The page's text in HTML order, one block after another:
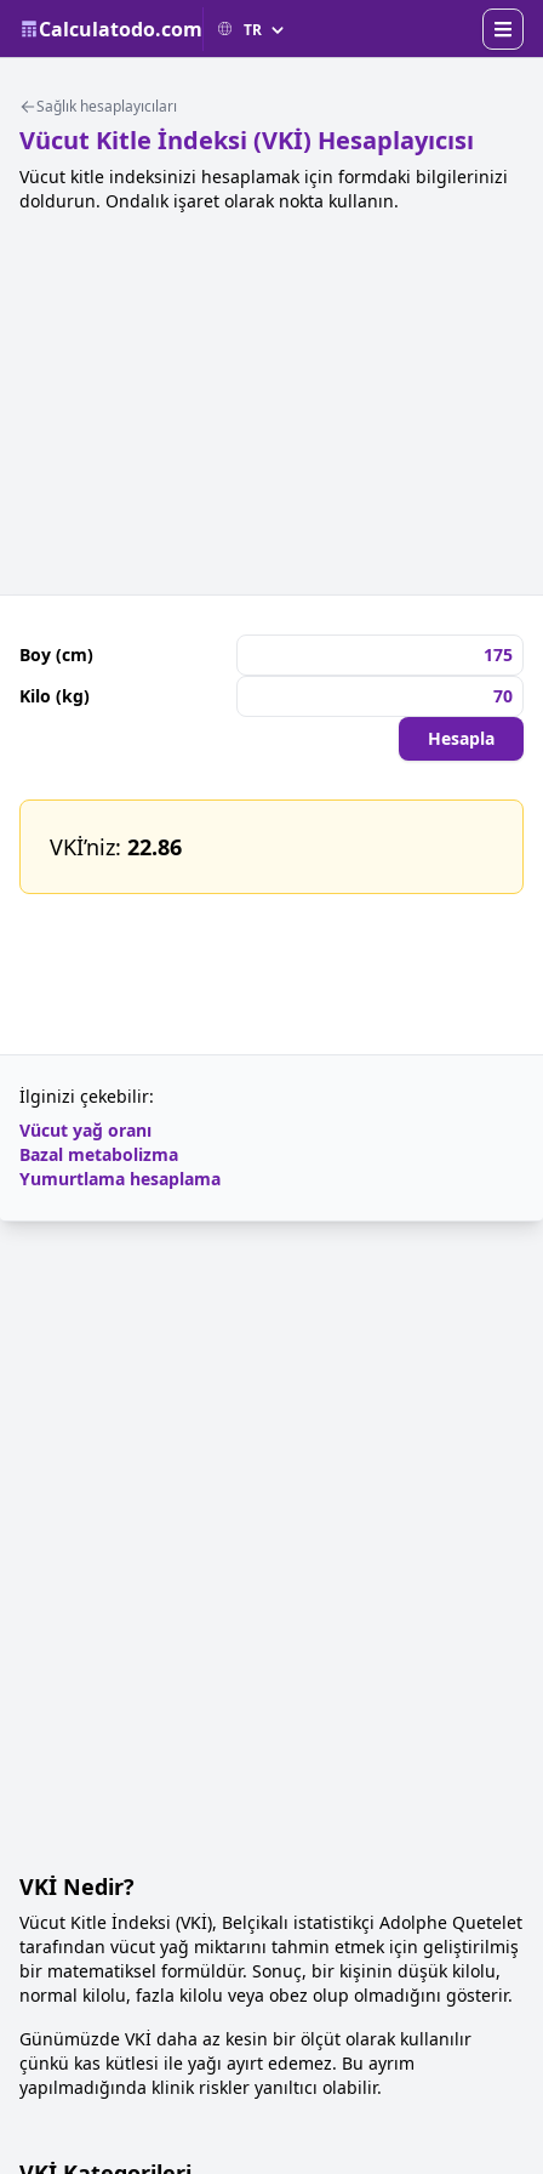
Calculatodo.com
Sağlık hesaplayıcıları
Vücut Kitle İndeksi (VKİ) Hesaplayıcısı
Vücut kitle indeksinizi hesaplamak için formdaki bilgilerinizi
doldurun. Ondalık işaret olarak nokta kullanın.
Boy (cm)
Kilo (kg)
Hesapla
VKİ’niz: 22.86
İlginizi çekebilir:
Vücut yağ oranı
Bazal metabolizma
Yumurtlama hesaplama
VKİ Nedir?
Vücut Kitle İndeksi (VKİ), Belçikalı istatistikçi Adolphe Quetelet
tarafından vücut yağ miktarını tahmin etmek için geliştirilmiş
bir matematiksel formüldür. Sonuç, bir kişinin düşük kilolu,
normal kilolu, fazla kilolu veya obez olup olmadığını gösterir.
Günümüzde VKİ daha az kesin bir ölçüt olarak kullanılır
çünkü kas kütlesi ile yağı ayırt edemez. Bu ayrım
yapılmadığında klinik riskler yanıltıcı olabilir.